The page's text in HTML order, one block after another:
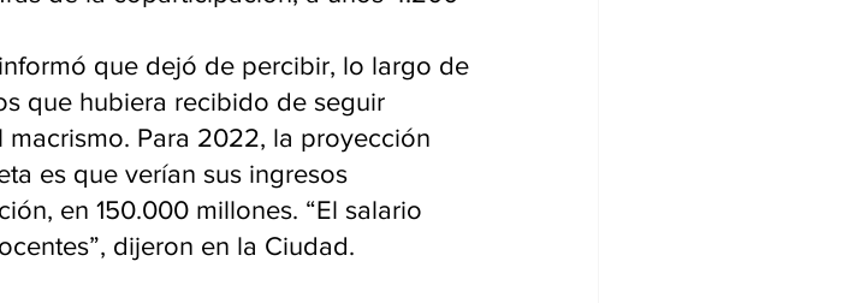
que dejó de percibir, lo largo de
que hubiera recibido de seguir
Para 2022, la proyección
es que verían sus ingresos
en 150.000 millones. “El salario
dijeron en la Ciudad.